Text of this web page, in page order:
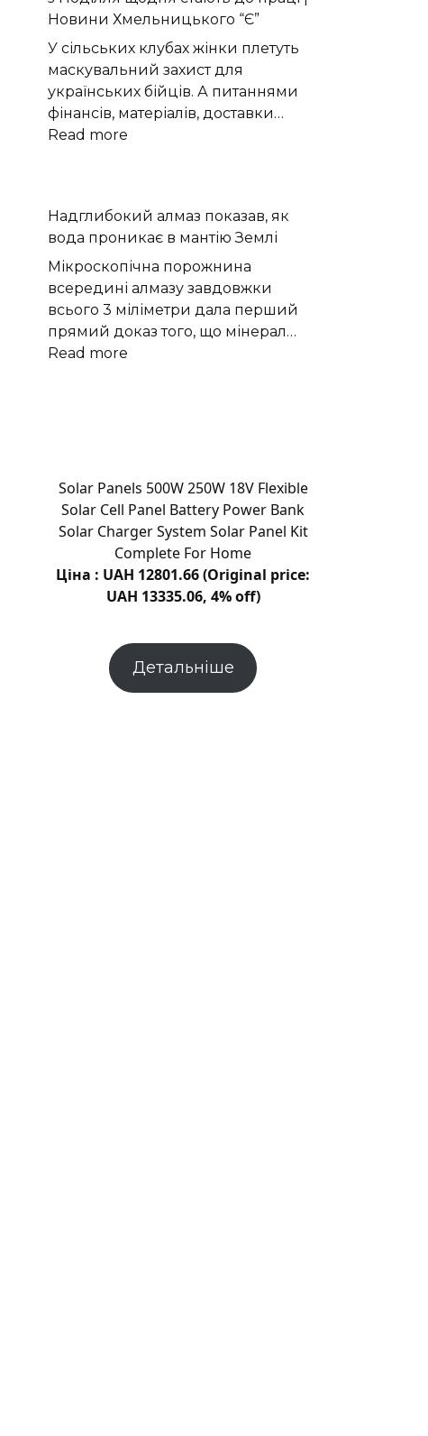
поверхнею
Марса
Новини Хмельницького “Є”
У сільських клубах жінки плетуть
маскувальний захист для
українських бійців. А питаннями
фінансів, матеріалів, доставки…
Read more
бійців:
волонтери
з
Поділля
щодня
стають
Надглибокий алмаз показав, як
вода проникає в мантію Землі
Мікроскопічна порожнина
всередині алмазу завдовжки
всього 3 міліметри дала перший
прямий доказ того, що мінерал…
Read more
проникає
в
мантію
Землі
Solar Panels 500W 250W 18V Flexible
Solar Cell Panel Battery Power Bank
Solar Charger System Solar Panel Kit
Complete For Home
Ціна : UAH 12801.66 (Original price:
UAH 13335.06, 4% off)
Детальніше